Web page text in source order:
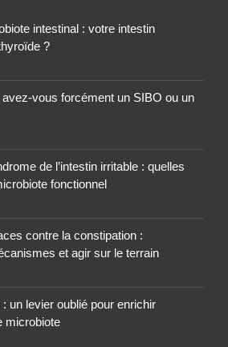
intestinal : votre intestin
?
vous forcément un SIBO ou un
de l’intestin irritable : quelles
fonctionnel
contre la constipation :
et agir sur le terrain
un levier oublié pour enrichir
microbiote